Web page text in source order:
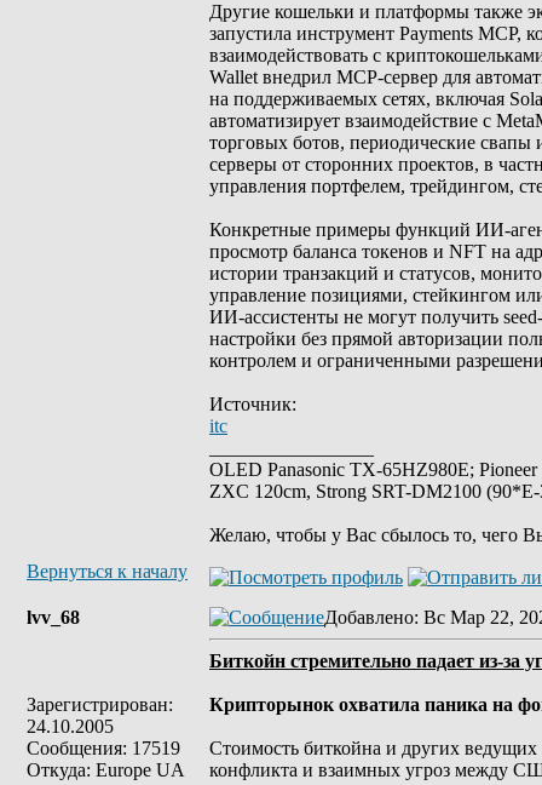
Другие кошельки и платформы также
запустила инструмент Payments MCP,
взаимодействовать с
Wallet внедрил MCP-сервер для
на поддерживаемых сетях, включая
автоматизирует взаимодействие с
торговых ботов, периодические свапы
серверы от сторонних проектов, в
управления портфелем, трейдингом,
Конкретные примеры функций ИИ-
просмотр баланса токенов и NFT на
истории транзакций и статусов,
управление позициями, стейкингом
ИИ-ассистенты не могут получить
настройки без прямой авторизации
контролем и ограниченными
Источник:
itc
OLED Panasonic TX-65HZ980E;
ZXC 120cm, Strong SRT-DM2100
Желаю, чтобы у Вас сбылось то, чего
Вернуться к началу
lvv_68
Зарегистрирован:
24.10.2005
Сообщения: 17519
Откуда: Europe UA
Добавлено: Вс Мар 22,
Биткойн стремительно падает из-за
Крипторынок охватила паника на
Стоимость биткойна и других
конфликта и взаимных угроз между